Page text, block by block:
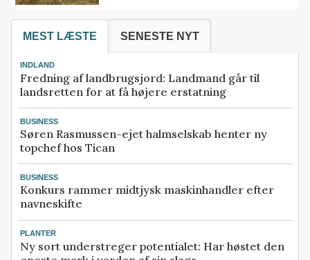
MEST LÆSTE SENESTE NYT
INDLAND
Fredning af landbrugsjord: Landmand går til
landsretten for at få højere erstatning
BUSINESS
Søren Rasmussen-ejet halmselskab henter ny
topchef hos Tican
BUSINESS
Konkurs rammer midtjysk maskinhandler efter
navneskifte
PLANTER
Ny sort understreger potentialet: Har høstet den